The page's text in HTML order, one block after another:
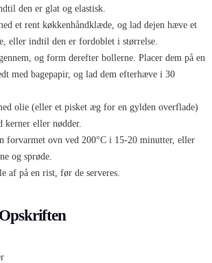
den er glat og elastisk.
et rent køkkenhåndklæde, og lad dejen hæve et
eller indtil den er fordoblet i størrelse.
og form derefter bollerne. Placer dem på en
med bagepapir, og lad dem efterhæve i 30
olie (eller et pisket æg for en gylden overflade)
kerner eller nødder.
forvarmet ovn ved 200°C i 15-20 minutter, eller
og sprøde.
af på en rist, før de serveres.